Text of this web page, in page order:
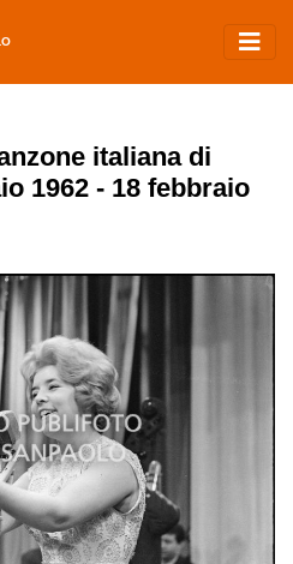
italiana di
1962 - 18 febbraio